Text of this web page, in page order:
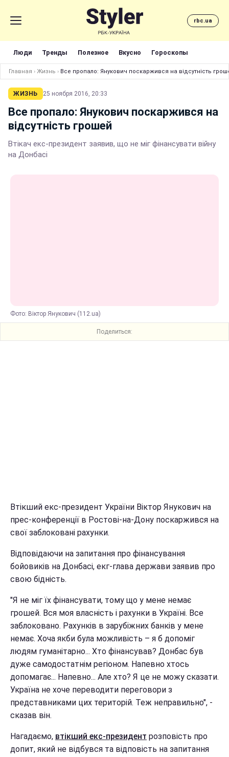
rbc.ua
Люди Тренды Полезное Вкусно Гороскопы
Главная › Жизнь › Все пропало: Янукович поскаржився на відсутність
ЖИЗНЬ 25 ноября 2016, 20:33
Все пропало: Янукович поскаржився на
відсутність грошей
Втікач екс-президент заявив, що не міг фінансувати війну
на Донбасі
Фото: Віктор Янукович (112.ua)
Поделиться:
Втікший екс-президент України Віктор Янукович на
прес-конференції в Ростові-на-Дону поскаржився на
свої заблоковані рахунки.
Відповідаючи на запитання про фінансування
бойовиків на Донбасі, екг-глава держави заявив про
свою бідність.
"Я не міг їх фінансувати, тому що у мене немає
грошей. Вся моя власність і рахунки в Україні. Все
заблоковано. Рахунків в зарубіжних банків у мене
немає. Хоча якби була можливість – я б допоміг
людям гуманітарно... Хто фінансував? Донбас був
дуже самодостатнім регіоном. Напевно хтось
допомагає... Напевно... Але хто? Я це не можу сказати.
Україна не хоче переводити переговори з
представниками цих територій. Теж неправильно", -
сказав він.
Нагадаємо, втікший екс-президент розповість про
допит, який не відбувся та відповість на запитання